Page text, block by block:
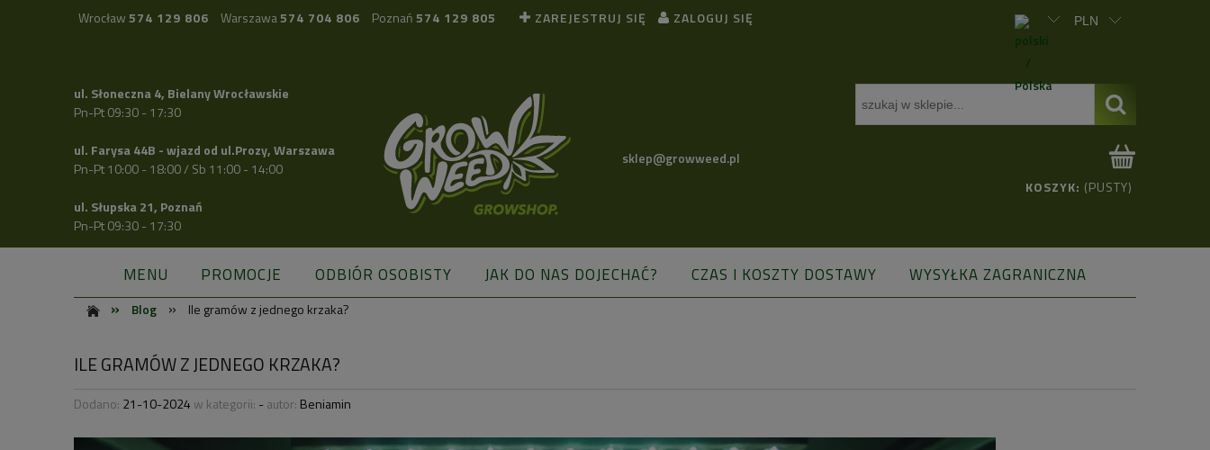
Wrocław 574 129 806 Warszawa574 704 806 Poznań 574 129 805 ZAREJESTRUJ SIĘ ZALOGUJ SIĘ
ul. Słoneczna 4, Bielany Wrocławskie
Pn-Pt 09:30 - 17:30
ul. Farysa 44B - wjazd od ul.Prozy, Warszawa
Pn-Pt 10:00 - 18:00 / Sb 11:00 - 14:00
ul. Słupska 21, Poznań
Pn-Pt 09:30 - 17:30
sklep@growweed.pl
KOSZYK: (PUSTY)
MENU PROMOCJE ODBIÓR OSOBISTY JAK DO NAS DOJECHAĆ? CZAS I KOSZTY DOSTAWY
WYSYŁKA ZAGRANICZNA
» Blog » Ile gramów z jednego krzaka?
ILE GRAMÓW Z JEDNEGO KRZAKA?
Dodano: 21-10-2024 w kategorii: - autor: Beniamin